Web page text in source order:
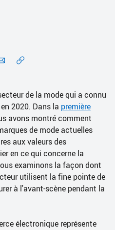
de la mode qui a connu
2020. Dans la première
avons montré comment
de mode actuelles
aux valeurs des
en ce qui concerne la
examinons la façon dont
utilisent la fine pointe de
à l'avant-scène pendant la
électronique représente